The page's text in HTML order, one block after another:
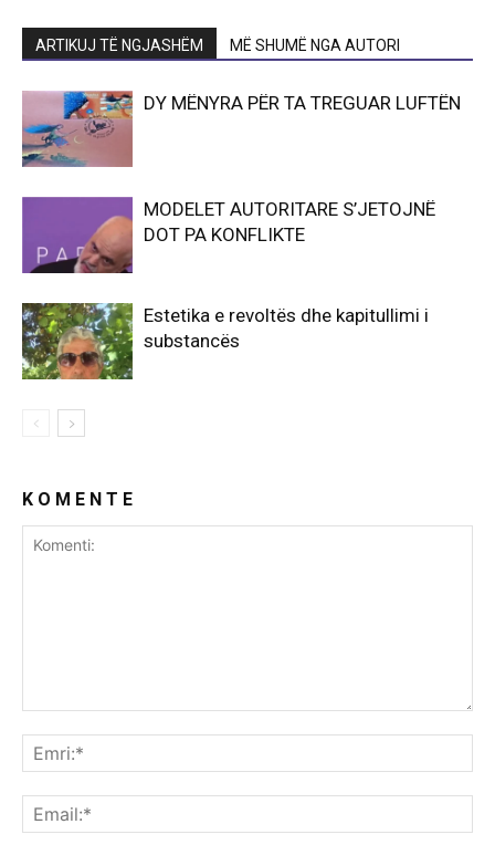
ARTIKUJ TË NGJASHËM MË SHUMË NGA AUTORI
DY MËNYRA PËR TA TREGUAR LUFTËN
MODELET AUTORITARE S’JETOJNË
DOT PA KONFLIKTE
Estetika e revoltës dhe kapitullimi i
substancës
K O M E N T E